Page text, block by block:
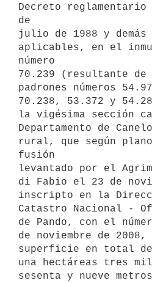
Decreto reglamentario
de
julio de 1988 y demás
aplicables, en el
número
70.239 (resultante
padrones números
70.238, 53.372 y
la vigésima sección
Departamento de
rural, que según plano
fusión
levantado por el
di Fabio el 23 de
inscripto en la
Catastro Nacional -
de Pando, con el
de noviembre de
superficie en total
una hectáreas tres
sesenta y nueve